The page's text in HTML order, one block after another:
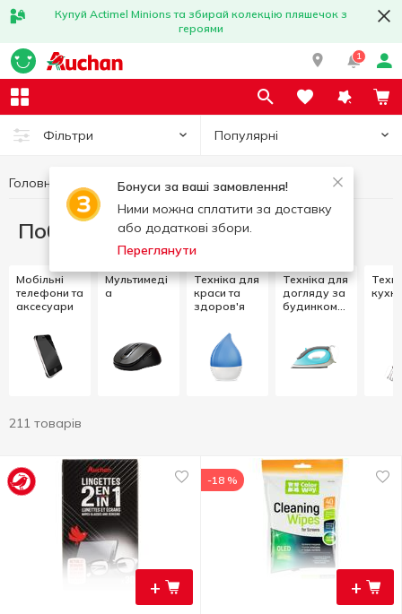
Купуй Actimel Minions та збирай колекцію пляшечок з
героями
1
Фільтри Популярні
Бонуси за ваші замовлення!
Ними можна сплатити за доставку
або додаткові збори.
Переглянути
Головна Побутова техніка
Побутова техніка
Мобільні
телефони та
аксесуари
Мультимеді
а
Техніка для
краси та
здоров'я
Техніка для
догляду за
будинком
кухні
211 товарів
+ +
-18 %